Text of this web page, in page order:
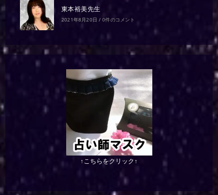
東本裕美先生
2021年8月20日 / 0件のコメント
↑こちらをクリック↑